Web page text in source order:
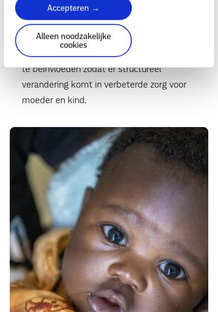
Accepteren →
Alleen noodzakelijke
cookies
kunnen maken van anticonceptie zodat ze zelf
kunnen bepalen of en hoeveel kinderen ze
willen.
In gesprek blijven met de overheid, om beleid
te beïnvloeden zodat er structureel
verandering komt in verbeterde zorg voor
moeder en kind.